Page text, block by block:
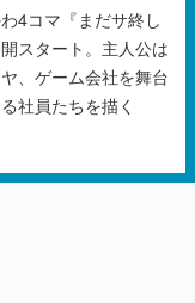
4コマ『まだサ終し
スタート。主人公は
、ゲーム会社を舞台
社員たちを描く